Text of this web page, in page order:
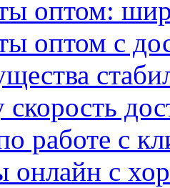
оптом:
оптом с
работе с
онлайн с